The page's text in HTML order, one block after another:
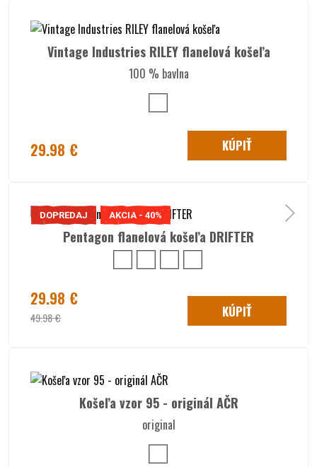
Vintage Industries RILEY flanelová košeľa
100 % bavlna
29.98 € KÚPIŤ
DOPREDAJ AKCIA - 40%
Pentagon flanelová košeľa DRIFTER
29.98 €
49.98 € KÚPIŤ
Košeľa vzor 95 - originál AČR
original